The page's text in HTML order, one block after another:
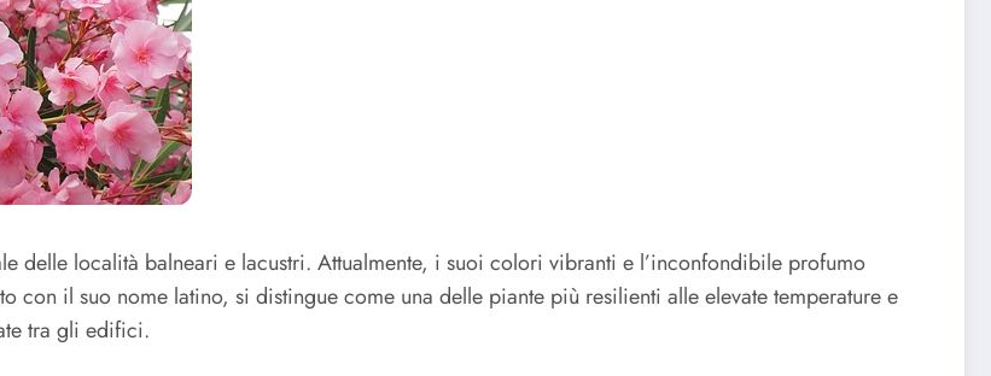
delle località balneari e lacustri. Attualmente, i suoi colori vibranti e l’inconfondibile profumo
con il suo nome latino, si distingue come una delle piante più resilienti alle elevate temperature e
tra gli edifici.